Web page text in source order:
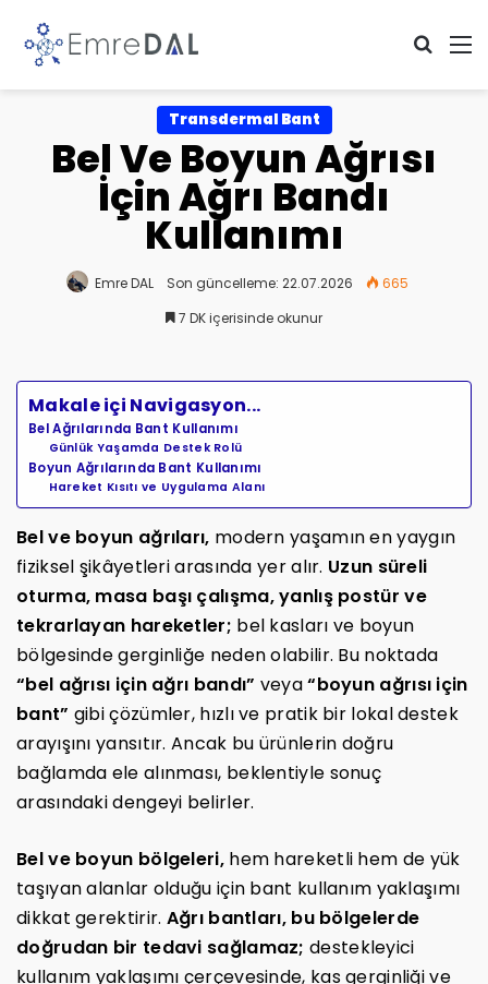
Transdermal Bant
Bel Ve Boyun Ağrısı
İçin Ağrı Bandı
Kullanımı
Emre DAL Son güncelleme: 22.07.2026
665
7 DK içerisinde okunur
Makale içi Navigasyon...
Bel Ağrılarında Bant Kullanımı
Günlük Yaşamda Destek Rolü
Boyun Ağrılarında Bant Kullanımı
Hareket Kısıtı ve Uygulama Alanı
Bel ve boyun ağrıları, modern yaşamın en yaygın
fiziksel şikâyetleri arasında yer alır. Uzun süreli
oturma, masa başı çalışma, yanlış postür ve
tekrarlayan hareketler; bel kasları ve boyun
bölgesinde gerginliğe neden olabilir. Bu noktada
“bel ağrısı için ağrı bandı” veya“boyun ağrısı için
bant” gibi çözümler, hızlı ve pratik bir lokal destek
arayışını yansıtır. Ancak bu ürünlerin doğru
bağlamda ele alınması, beklentiyle sonuç
arasındaki dengeyi belirler.
Bel ve boyun bölgeleri,hem hareketli hem de yük
taşıyan alanlar olduğu için bant kullanım yaklaşımı
dikkat gerektirir. Ağrı bantları, bu bölgelerde
doğrudan bir tedavi sağlamaz; destekleyici
kullanım yaklaşımı çerçevesinde, kas gerginliği ve